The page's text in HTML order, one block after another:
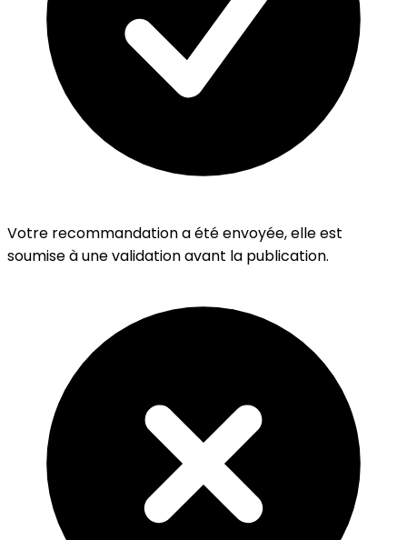
Votre recommandation a été envoyée, elle est
soumise à une validation avant la publication.